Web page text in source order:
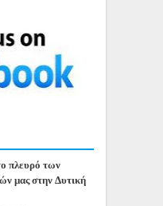
πλευρό των
μας στην Δυτική